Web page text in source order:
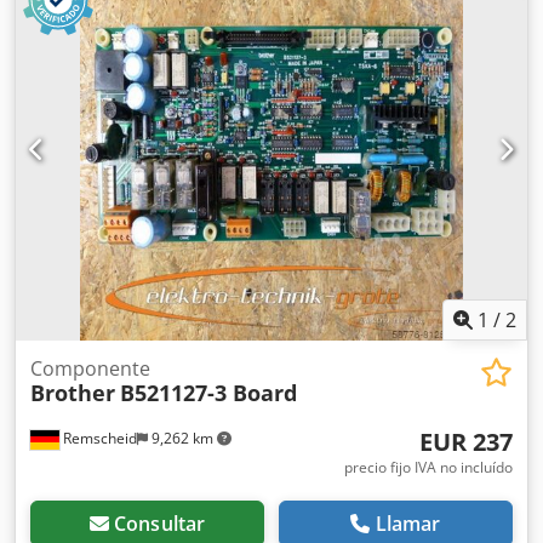
1 /2
Remscheid 9,262 km
Componente
Brother B521127-3 Board
EUR 237
precio fijo IVA no incluído
Consultar Llamar